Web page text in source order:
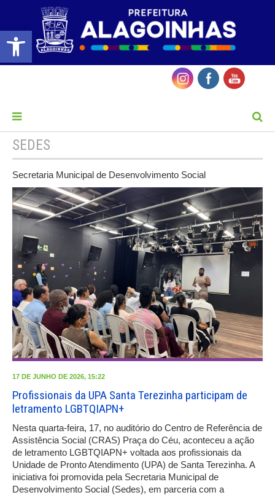
Barra de Ferramentas Aberta
SEDES
Secretaria Municipal de Desenvolvimento Social
17 DE JUNHO DE 2026, 15:22
Profissionais da UPA Santa Terezinha participam de
letramento LGBTQIAPN+
Nesta quarta-feira, 17, no auditório do Centro de Referência de
Assistência Social (CRAS) Praça do Céu, aconteceu a ação
de letramento LGBTQIAPN+ voltada aos profissionais da
Unidade de Pronto Atendimento (UPA) de Santa Terezinha. A
iniciativa foi promovida pela Secretaria Municipal de
Desenvolvimento Social (Sedes), em parceria com a